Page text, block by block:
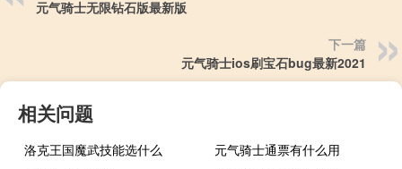
元气骑士无限钻石版最新版
下一篇
元气骑士ios刷宝石bug最新2021
相关问题
洛克王国魔武技能选什么
元气骑士通票有什么用